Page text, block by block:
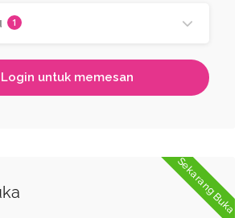
1
Login untuk memesan
Sekarang Buka